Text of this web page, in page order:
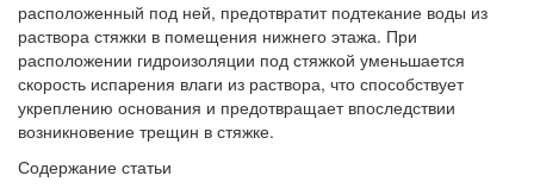
расположенный под ней, предотвратит подтекание воды из
раствора стяжки в помещения нижнего этажа. При
расположении гидроизоляции под стяжкой уменьшается
скорость испарения влаги из раствора, что способствует
укреплению основания и предотвращает впоследствии
возникновение трещин в стяжке.
Содержание статьи